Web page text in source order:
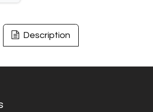
Description